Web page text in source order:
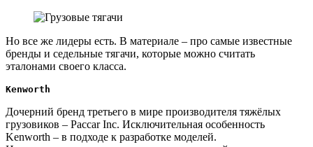
Но все же лидеры есть. В материале – про самые известные
бренды и седельные тягачи, которые можно считать
эталонами своего класса.
Kenworth
Дочерний бренд третьего в мире производителя тяжёлых
грузовиков – Paccar Inc. Исключительная особенность
Kenworth – в подходе к разработке моделей.